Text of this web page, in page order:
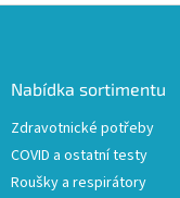
Nabídka sortimentu
Zdravotnické potřeby
COVID a ostatní testy
Roušky a respirátory